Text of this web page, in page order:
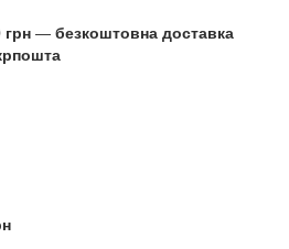
грн — безкоштовна доставка